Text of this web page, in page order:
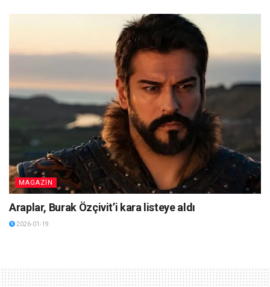
MAGAZİN
Araplar, Burak Özçivit’i kara listeye aldı
2026-01-19